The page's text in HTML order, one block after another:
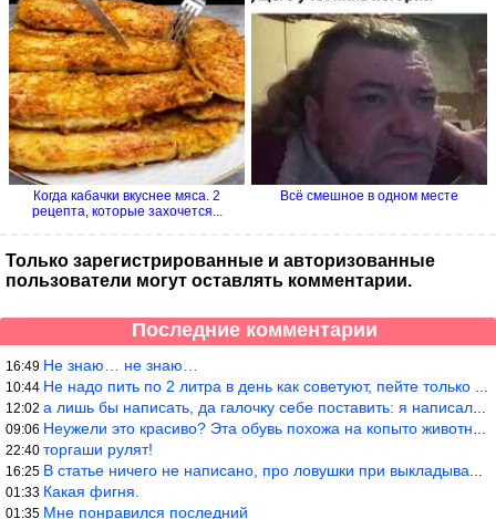
Когда кабачки вкуснее мяса. 2
рецепта, которые захочется...
Всё смешное в одном месте
Только зарегистрированные и авторизованные
пользователи могут оставлять комментарии.
Последние комментарии
16:49 Не знаю… не знаю…
10:44 Не надо пить по 2 литра в день как советуют, пейте только когда
12:02 а лишь бы написать, да галочку себе поставить: я написала статью
09:06 Неужели это красиво? Эта обувь похожа на копыто животного, не хв
22:40 торгаши рулят!
16:25 В статье ничего не написано, про ловушки при выкладывании товара
01:33 Какая фигня.
01:35 Мне понравился последний